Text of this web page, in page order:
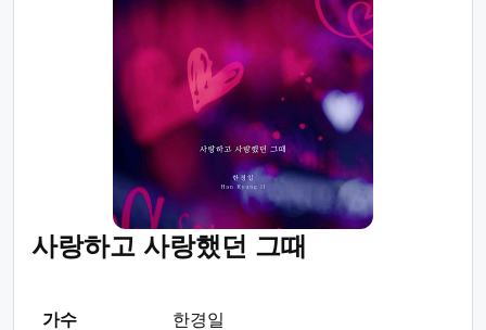
사랑하고 사랑했던 그때
가수 한경일